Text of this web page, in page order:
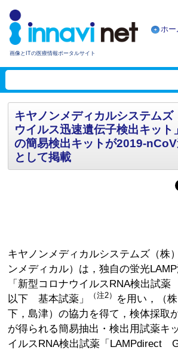
画像とITの医療情報ポータルサイト
ホー
キヤノンメディカルシステムズ
ウイルス迅速遺伝子検出キット
の簡易検出キットが2019-
として掲載
キヤノンメディカルシステムズ（株
ンメディカル）は，独自の蛍光
「新型コロナウイルスRNA検出試
以下 基本試薬」
（注2）
を用い，（
下，島津）の協力を得て，検体採取
が得られる簡易抽出・検出用試薬キ
イルスRNA検出試薬「LAMPdirect